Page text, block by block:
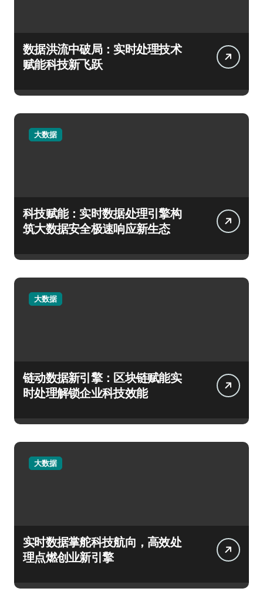
数据洪流中破局：实时处理技术
赋能科技新飞跃
大数据
科技赋能：实时数据处理引擎构
筑大数据安全极速响应新生态
大数据
链动数据新引擎：区块链赋能实
时处理解锁企业科技效能
大数据
实时数据掌舵科技航向，高效处
理点燃创业新引擎